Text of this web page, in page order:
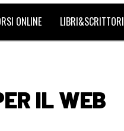
ONLINE LIBRI&SCRITTORI
IL WEB